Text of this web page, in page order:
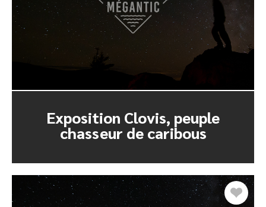
Exposition Clovis, peuple
chasseur de caribous